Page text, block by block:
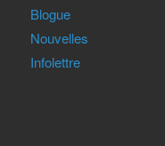
Blogue
Nouvelles
Infolettre